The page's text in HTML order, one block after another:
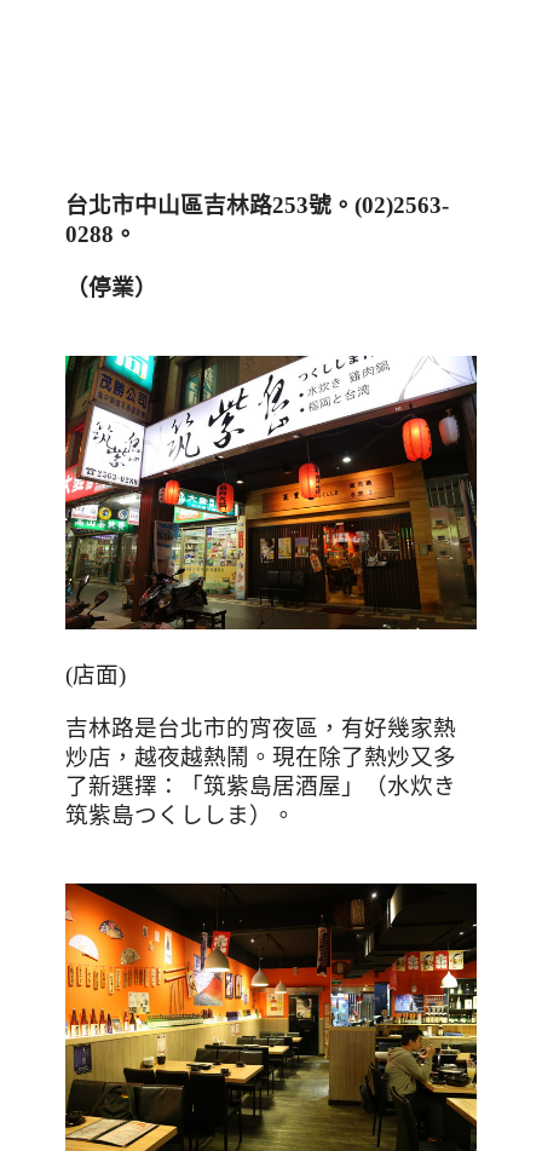
台北市中山區吉林路253號 。 (02)2563-
0288 。
（停業）
(店面)
吉林路是台北市的宵夜區，有好幾家熱
炒店，越夜越熱鬧。現在除了熱炒又多
了新選擇：「筑紫島居酒屋」（水炊き
筑紫島つくししま）。